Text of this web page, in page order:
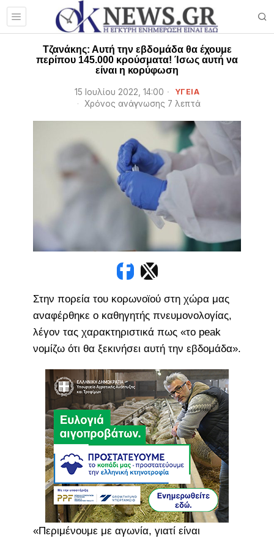
Τζανάκης: Αυτή την εβδομάδα θα έχουμε
περίπου 145.000 κρούσματα! Ίσως αυτή να
είναι η κορύφωση
15 Ιουλίου 2022, 14:00 ΥΓΕΙΑ
Χρόνος ανάγνωσης 7 λεπτά
Στην πορεία του κορωνοϊού στη χώρα μας
αναφέρθηκε ο καθηγητής πνευμονολογίας,
λέγον τας χαρακτηριστικά πως «τo peak
νομίζω ότι θα ξεκινήσει αυτή την εβδομάδα».
«Περιμένουμε με αγωνία, γιατί είναι